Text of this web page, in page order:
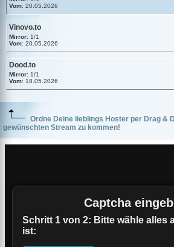
Vom: 20.05.2026
Vinovo.to
Mirror: 1/1
Vom: 20.05.2026
Dood.to
Mirror: 1/1
Vom: 18.05.2026
Ordne Deine lieblings Hoster per Drag &
gewünschten Stream zu kommen!